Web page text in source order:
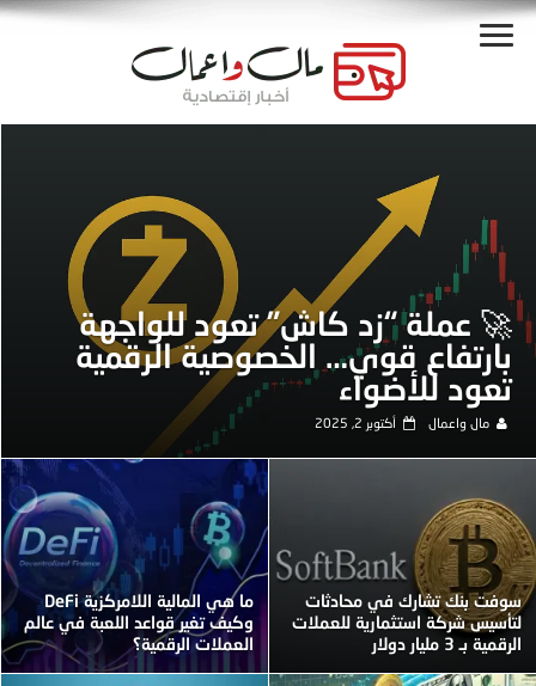
🚀 عملة “زد كاش” تعود للواجهة
بارتفاع قوي… الخصوصية الرقمية
تعود للأضواء
مال واعمال أكتوبر 2, 2025
سوفت بنك تشارك في محادثات
لتأسيس شركة استثمارية للعملات
الرقمية بـ 3 مليار دولار
ما هي المالية اللامركزية DeFi
وكيف تغير قواعد اللعبة في عالم
العملات الرقمية؟